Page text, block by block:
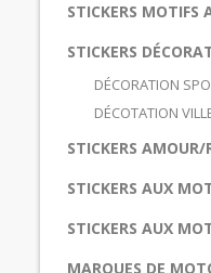
STICKERS MOTIFS
STICKERS
DÉCORATION
DÉCOTATION
STICKERS AMOUR/
STICKERS AUX
STICKERS AUX
MARQUES DE